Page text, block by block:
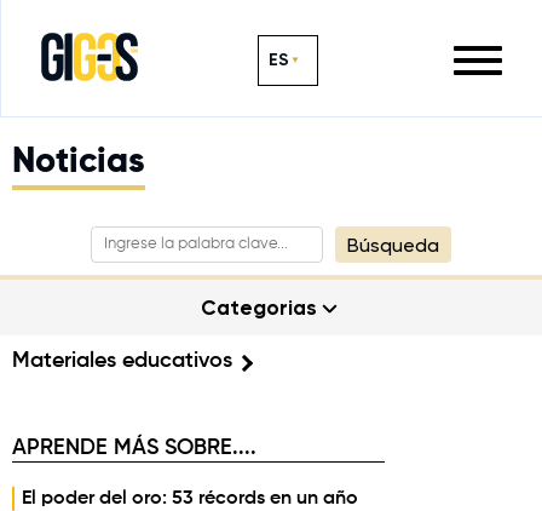
ES
Noticias
Categorias
Búsqueda
APRENDE MÁS SOBRE....
El poder del oro: 53 récords en un año
Materiales educativos